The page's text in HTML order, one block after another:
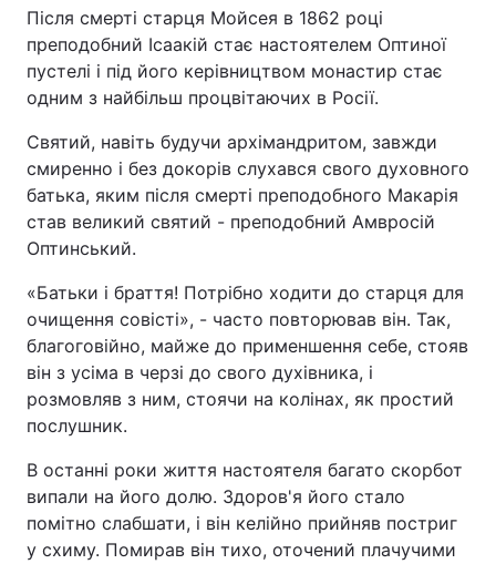
Тема оформлення
Після смерті старця Мойсея в 1862 році
преподобний Ісаакій стає настоятелем Оптиної
пустелі і під його керівництвом монастир стає
одним з найбільш процвітаючих в Росії.
Святий, навіть будучи архімандритом, завжди
смиренно і без докорів слухався свого духовного
батька, яким після смерті преподобного Макарія
став великий святий - преподобний Амвросій
Оптинський.
«Батьки і браття! Потрібно ходити до старця для
очищення совісті», - часто повторював він. Так,
благоговійно, майже до применшення себе, стояв
він з усіма в черзі до свого духівника, і
розмовляв з ним, стоячи на колінах, як простий
послушник.
В останні роки життя настоятеля багато скорбот
випали на його долю. Здоров'я його стало
помітно слабшати, і він келійно прийняв постриг
у схиму. Помирав він тихо, оточений плачучими